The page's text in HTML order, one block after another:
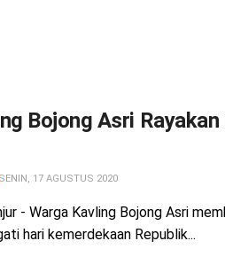
Bojong Asri
17 AGUSTUS 2020
- Warga Kavling Bojong Asri
hari kemerdekaan Republik...